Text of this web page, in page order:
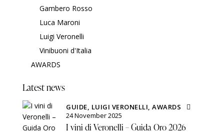
Gambero Rosso
Luca Maroni
Luigi Veronelli
Vinibuoni d'Italia
AWARDS
Latest news
GUIDE, LUIGI VERONELLI, AWARDS
24 November 2025
I vini di Veronelli – Guida Oro 2026